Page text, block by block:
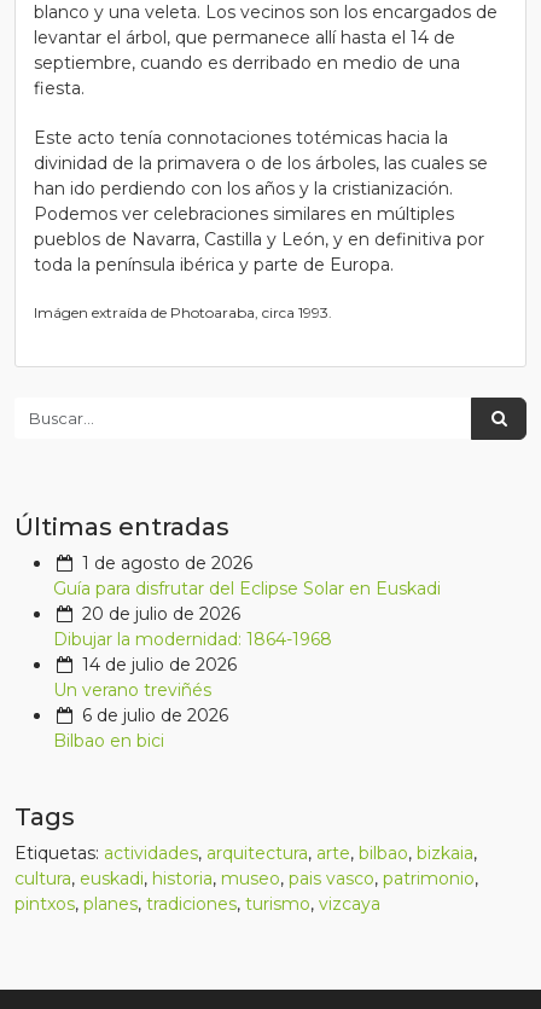
blanco y una veleta. Los vecinos son los encargados de
levantar el árbol, que permanece allí hasta el 14 de
septiembre, cuando es derribado en medio de una
fiesta.
Este acto tenía connotaciones totémicas hacia la
divinidad de la primavera o de los árboles, las cuales se
han ido perdiendo con los años y la cristianización.
Podemos ver celebraciones similares en múltiples
pueblos de Navarra, Castilla y León, y en definitiva por
toda la península ibérica y parte de Europa.
Imágen extraída de Photoaraba, circa 1993.
Últimas entradas
1 de agosto de 2026
Guía para disfrutar del Eclipse Solar en Euskadi
20 de julio de 2026
Dibujar la modernidad: 1864-1968
14 de julio de 2026
Un verano treviñés
6 de julio de 2026
Bilbao en bici
Tags
Etiquetas: actividades, arquitectura, arte, bilbao, bizkaia,
cultura, euskadi, historia, museo, pais vasco, patrimonio,
pintxos, planes, tradiciones, turismo, vizcaya